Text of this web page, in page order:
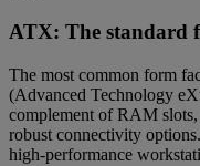
ATX: The standard
The most common form
(Advanced Technology
complement of RAM
robust connectivity
high-performance